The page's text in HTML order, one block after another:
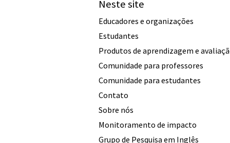
Neste site
Educadores e organizações
Estudantes
Produtos de aprendizagem e
Comunidade para professores
Comunidade para estudantes
Contato
Sobre nós
Monitoramento de impacto
Grupo de Pesquisa em Inglês